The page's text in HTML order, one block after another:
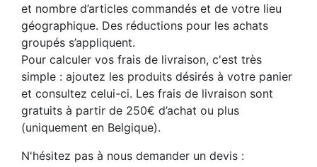
et nombre d’articles commandés et de votre lieu
géographique. Des réductions pour les achats
groupés s’appliquent.
Pour calculer vos frais de livraison, c'est très
simple : ajoutez les produits désirés à votre panier
et consultez celui-ci. Les frais de livraison sont
gratuits à partir de 250€ d’achat ou plus
(uniquement en Belgique).
N'hésitez pas à nous demander un devis :